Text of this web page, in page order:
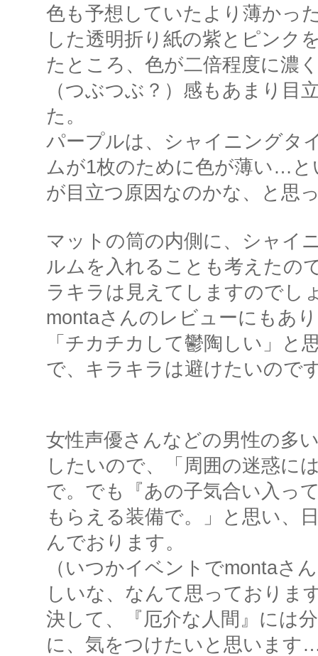
色も予想していたより薄かっ
した透明折り紙の紫とピンク
たところ、色が二倍程度に濃
（つぶつぶ？）感もあまり目
た。
パープルは、シャイニングタ
ムが1枚のために色が薄い…
が目立つ原因なのかな、と思
マットの筒の内側に、シャイ
ルムを入れることも考えたの
ラキラは見えてしますのでし
montaさんのレビューにもあ
「チカチカして鬱陶しい」と
で、キラキラは避けたいので
女性声優さんなどの男性の多
したいので、「周囲の迷惑に
で。でも『あの子気合い入っ
もらえる装備で。」と思い、
んでおります。
（いつかイベントでmontaさ
しいな、なんて思っておりま
決して、『厄介な人間』には
に、気をつけたいと思います